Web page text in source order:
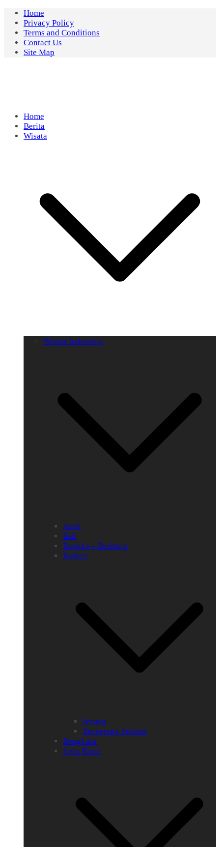
Skip
content
Home
Privacy Policy
Terms and Conditions
Contact Us
Site Map
Home
Berita
Wisata
Wisata Indonesia
Aceh
Bali
Bangka – Belitung
Banten
Serang
Tangerang Selatan
Bengkulu
Jawa Barat